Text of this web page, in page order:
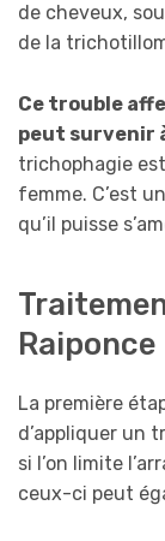
de cheveux,
de la
Ce trouble
peut survenir
trichophagie
femme. C’est
qu’il puisse
Raiponce
La première
d’appliquer un
si l’on limite
ceux-ci peut